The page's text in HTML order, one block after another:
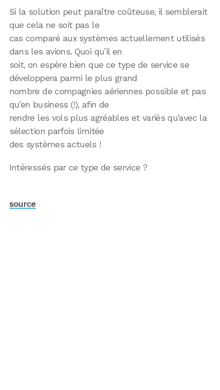
Si la solution peut paraître coûteuse, il semblerait
que cela ne soit pas le
cas comparé aux systèmes actuellement utilisés
dans les avions. Quoi qu’il en
soit, on espère bien que ce type de service se
développera parmi le plus grand
nombre de compagnies aériennes possible et pas
qu’en business (!), afin de
rendre les vols plus agréables et variés qu’avec la
sélection parfois limitée
des systèmes actuels !
Intéressés par ce type de service ?
source